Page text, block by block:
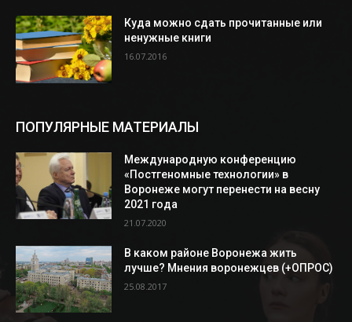
Куда можно сдать прочитанные или
ненужные книги
16.07.2016
ПОПУЛЯРНЫЕ МАТЕРИАЛЫ
Международную конференцию
«Постгеномные технологии» в
Воронеже могут перенести на весну
2021 года
21.07.2020
В каком районе Воронежа жить
лучше? Мнения воронежцев (+ОПРОС)
25.08.2017